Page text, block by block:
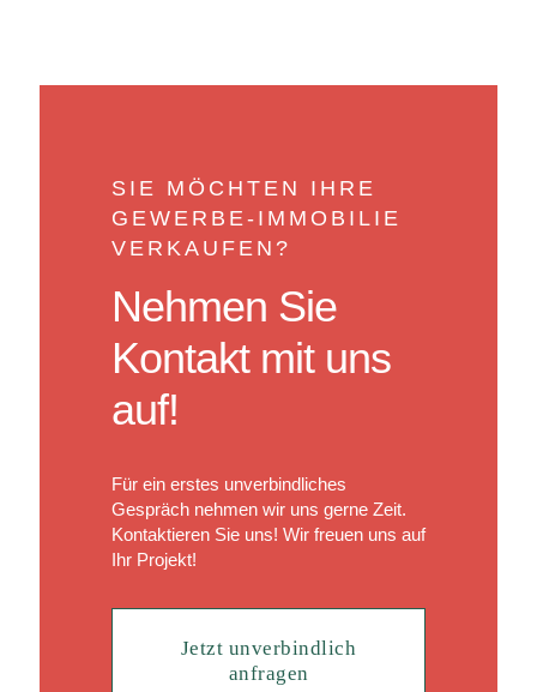
SIE MÖCHTEN IHRE
GEWERBE-IMMOBILIE
VERKAUFEN?
Nehmen Sie
Kontakt mit uns
auf!
Für ein erstes unverbindliches
Gespräch nehmen wir uns gerne Zeit.
Kontaktieren Sie uns! Wir freuen uns auf
Ihr Projekt!
Jetzt unverbindlich
anfragen